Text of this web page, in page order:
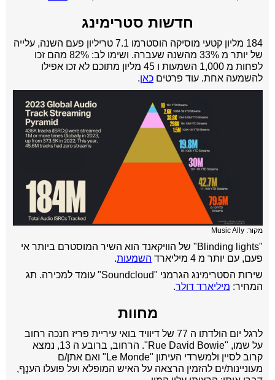
חדשות סטרימינג
184 מליון קטעי מוסיקה הוסטרמו 7.1 טריליון פעם השנה, עלייה
של יותר מ 33% מהשנה שעברה. ושימו לב: 82% מהם זכו
לפחות מ 1,000 השמעות ו 45 מליון מתוכם לא זכו אפילו
להשמעה אחת. עוד פרטים כאן.
מקור: Music Ally
"Blinding lights" של הוויקאנד הוא השיר המוסטרם ביותר אי
פעם, עם יותר מ 4 מיליארד
השמעות.
שירות הסטרימינג הגרמני "Soundcloud" עומד למכירה. תג
המחיר: מיליארד דולר.
מחוות
לרגל יום הולדתו ה 77 של דיוויד בואי עיריית פריז חנכה רחוב
על שמו, "Rue David Bowie". הרחוב, ברובע ה 13, נמצא
קרוב לסיין ולמשרדי העיתון "Le Monde" ואם אתן/ם
מעוניינות/ים להזמין הרצאה על האיש המופלא ועל פועלו הענֶף,